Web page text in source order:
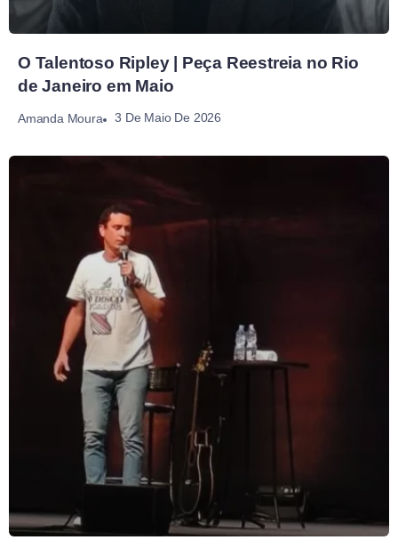
O Talentoso Ripley | Peça Reestreia no Rio
de Janeiro em Maio
Amanda Moura 3 De Maio De 2026